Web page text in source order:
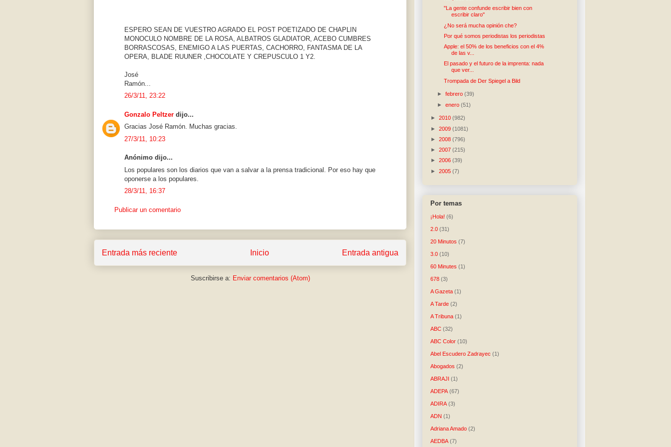
ESPERO SEAN DE VUESTRO AGRADO EL POST POETIZADO DE CHAPLIN
MONOCULO NOMBRE DE LA ROSA, ALBATROS GLADIATOR, ACEBO CUMBRES
BORRASCOSAS, ENEMIGO A LAS PUERTAS, CACHORRO, FANTASMA DE LA
OPERA, BLADE RUUNER ,CHOCOLATE Y CREPUSCULO 1 Y2.
José
Ramón...
26/3/11, 23:22
Gonzalo Peltzer dijo...
Gracias José Ramón. Muchas gracias.
27/3/11, 10:23
Anónimo dijo...
Los populares son los diarios que van a salvar a la prensa tradicional. Por eso hay que
oponerse a los populares.
28/3/11, 16:37
Publicar un comentario
Entrada más reciente Entrada antigua
Inicio
Suscribirse a: Enviar comentarios (Atom)
"La gente confunde escribir bien con
escribir claro"
¿No será mucha opinión che?
Por qué somos periodistas los periodistas
Apple: el 50% de los beneficios con el 4%
de las v...
El pasado y el futuro de la imprenta: nada
que ver...
Trompada de Der Spiegel a Bild
►febrero(39)
►enero(51)
► 2010 (982)
► 2009 (1081)
► 2008 (796)
► 2007 (215)
► 2006 (39)
► 2005 (7)
Por temas
¡Hola! (6)
2.0 (31)
20 Minutos (7)
3.0 (10)
60 Minutes (1)
678 (3)
A Gazeta (1)
A Tarde (2)
A Tribuna (1)
ABC (32)
ABC Color (10)
Abel Escudero Zadrayec (1)
Abogados (2)
ABRAJI (1)
ADEPA (67)
ADIRA (3)
ADN (1)
Adriana Amado (2)
AEDBA (7)